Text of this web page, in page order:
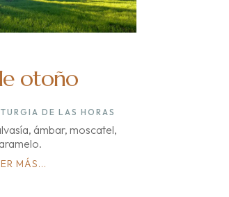
otoño
DE LAS HORAS
ámbar, moscatel,
MÁS...